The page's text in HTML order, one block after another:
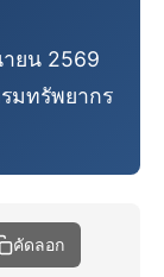
ยน 2569
มทรัพยากร
คัดลอก